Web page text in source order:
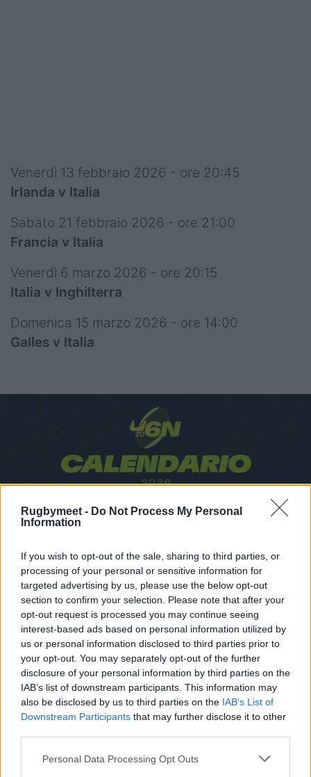
Rugbymeet - Do Not Process My Personal
Information
If you wish to opt-out of the sale, sharing to third parties, or
processing of your personal or sensitive information for
targeted advertising by us, please use the below opt-out
section to confirm your selection. Please note that after your
opt-out request is processed you may continue seeing
interest-based ads based on personal information utilized by
us or personal information disclosed to third parties prior to
your opt-out. You may separately opt-out of the further
disclosure of your personal information by third parties on the
IAB’s list of downstream participants. This information may
also be disclosed by us to third parties on the IAB’s List of
Downstream Participants that may further disclose it to other
Personal Data Processing Opt Outs
Venerdì 13 febbraio 2026 - ore 20:45
Irlanda v Italia
Sabato 21 febbraio 2026 - ore 21:00
Francia v Italia
Venerdì 6 marzo 2026 - ore 20:15
Italia v Inghilterra
Domenica 15 marzo 2026 - ore 14:00
Galles v Italia